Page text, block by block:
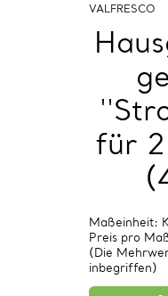
VALFRESCO
für 2
Maßeinheit:
Preis pro
(Die
inbegriffen)